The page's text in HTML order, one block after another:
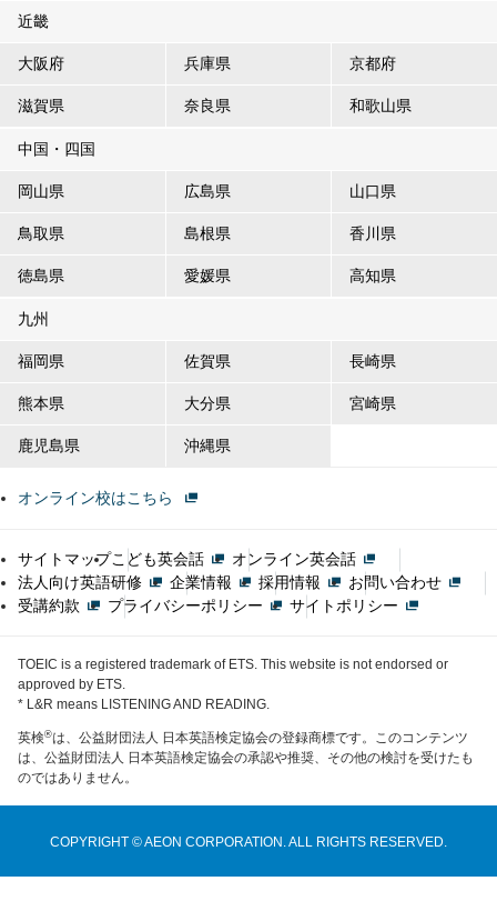
近畿
大阪府 兵庫県 京都府
滋賀県 奈良県 和歌山県
中国・四国
岡山県 広島県 山口県
鳥取県 島根県 香川県
徳島県 愛媛県 高知県
九州
福岡県 佐賀県 長崎県
熊本県 大分県 宮崎県
鹿児島県 沖縄県
オンライン校はこちら
サイトマップこども英会話
オンライン英会話
法人向け英語研修
企業情報 採用情報
お問い合わせ
受講約款
プライバシーポリシー サイトポリシー
TOEIC is a registered trademark of ETS. This website is not endorsed or
approved by ETS.
* L&R means LISTENING AND READING.
英検®は、公益財団法人 日本英語検定協会の登録商標です。このコンテンツ
は、公益財団法人 日本英語検定協会の承認や推奨、その他の検討を受けたも
のではありません。
COPYRIGHT © AEON CORPORATION. ALL RIGHTS RESERVED.